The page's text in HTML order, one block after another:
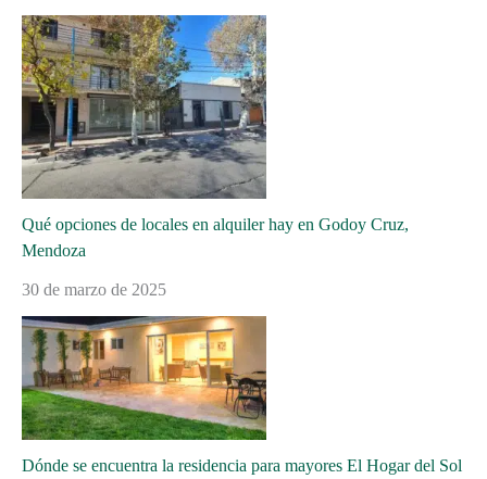
Qué opciones de locales en alquiler hay en Godoy Cruz,
Mendoza
30 de marzo de 2025
Dónde se encuentra la residencia para mayores El Hogar del Sol